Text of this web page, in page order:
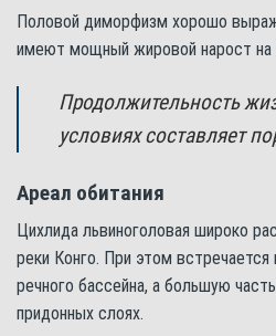
Половой диморфизм хорошо
имеют мощный жировой нарост на
Продолжительность
условиях составляет
Ареал обитания
Цихлида львиноголовая широко
реки Конго. При этом
речного бассейна, а большую
придонных слоях.